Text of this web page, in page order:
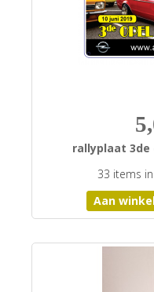
rallyplaat 3de
33 items